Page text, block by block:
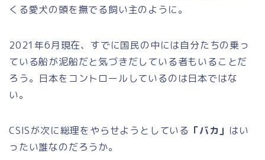
くる愛犬の頭を撫でる飼い主のように。
2021年6月現在、すでに国民の中には自分たちの乗っ
ている船が泥船だと気づきだしている者もいることだ
ろう。日本をコントロールしているのは日本ではな
い。
CSISが次に総理をやらせようとしている 「バカ」 はい
ったい誰なのだろうか。